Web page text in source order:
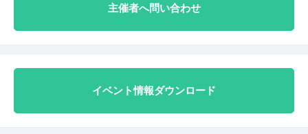
主催者へ問い合わせ
イベント情報ダウンロード